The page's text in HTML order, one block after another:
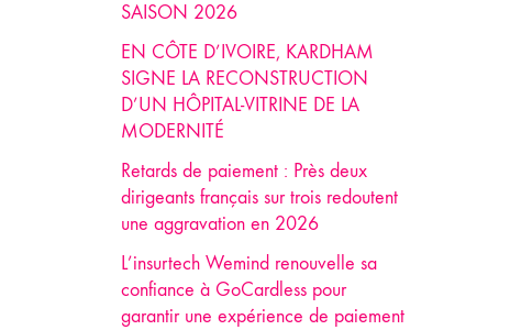
SAISON 2026
EN CÔTE D’IVOIRE, KARDHAM
SIGNE LA RECONSTRUCTION
D’UN HÔPITAL-VITRINE DE LA
MODERNITÉ
Retards de paiement : Près deux
dirigeants français sur trois redoutent
une aggravation en 2026
L’insurtech Wemind renouvelle sa
confiance à GoCardless pour
garantir une expérience de paiement